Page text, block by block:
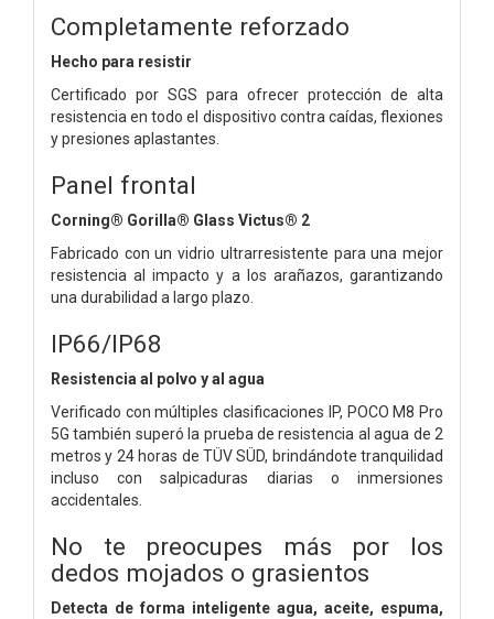
Completamente reforzado
Hecho para resistir
Certificado por SGS para ofrecer protección de alta
resistencia en todo el dispositivo contra caídas, flexiones
y presiones aplastantes.
Panel frontal
Corning® Gorilla® Glass Victus® 2
Fabricado con un vidrio ultrarresistente para una mejor
resistencia al impacto y a los arañazos, garantizando
una durabilidad a largo plazo.
IP66/IP68
Resistencia al polvo y al agua
Verificado con múltiples clasificaciones IP, POCO M8 Pro
5G también superó la prueba de resistencia al agua de 2
metros y 24 horas de TÜV SÜD, brindándote tranquilidad
incluso con salpicaduras diarias o inmersiones
accidentales.
No te preocupes más por los
dedos mojados o grasientos
Detecta de forma inteligente agua, aceite, espuma,